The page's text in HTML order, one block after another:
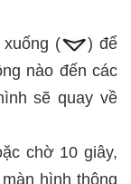
(
) để
nào đến các
sẽ quay về
chờ 10 giây,
hình thông